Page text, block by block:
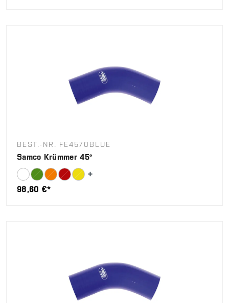
BEST.-NR. FE4570BLUE
Samco Krümmer 45°
98,60 €*